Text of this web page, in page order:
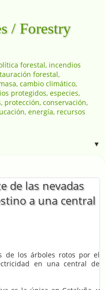
/ Forestry
forestal, incendios
forestal,
cambio climático,
protegidos, especies,
protección, conservación,
energía, recursos
▼
de las nevadas
a una central
de los árboles rotos por el
en una central de